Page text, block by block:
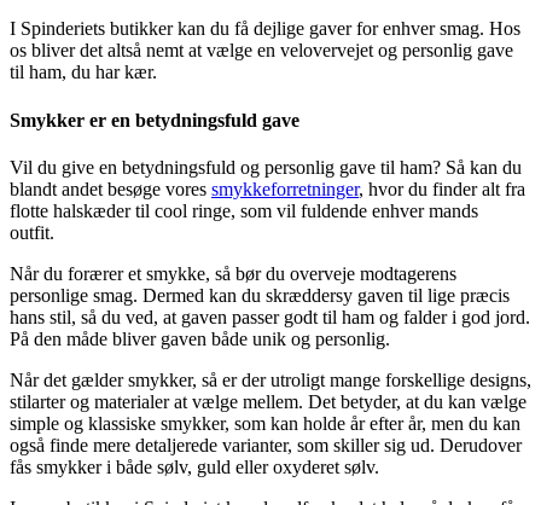
I Spinderiets butikker kan du få dejlige gaver for enhver smag. Hos
os bliver det altså nemt at vælge en velovervejet og personlig gave
til ham, du har kær.
Smykker er en betydningsfuld gave
Vil du give en betydningsfuld og personlig gave til ham? Så kan du
blandt andet besøge vores smykkeforretninger, hvor du finder alt fra
flotte halskæder til cool ringe, som vil fuldende enhver mands
outfit.
Når du forærer et smykke, så bør du overveje modtagerens
personlige smag. Dermed kan du skræddersy gaven til lige præcis
hans stil, så du ved, at gaven passer godt til ham og falder i god jord.
På den måde bliver gaven både unik og personlig.
Når det gælder smykker, så er der utroligt mange forskellige designs,
stilarter og materialer at vælge mellem. Det betyder, at du kan vælge
simple og klassiske smykker, som kan holde år efter år, men du kan
også finde mere detaljerede varianter, som skiller sig ud. Derudover
fås smykker i både sølv, guld eller oxyderet sølv.